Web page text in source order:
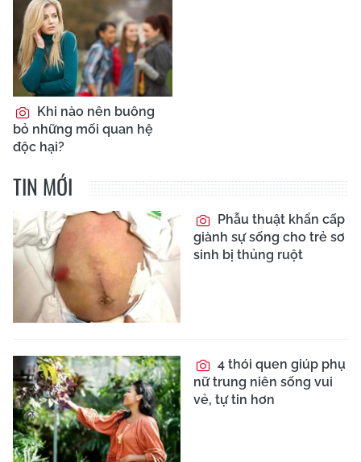
Khi nào nên buông
bỏ những mối quan hệ
độc hại?
TIN MỚI
Phẫu thuật khẩn cấp
giành sự sống cho trẻ sơ
sinh bị thủng ruột
4 thói quen giúp phụ
nữ trung niên sống vui
vẻ, tự tin hơn